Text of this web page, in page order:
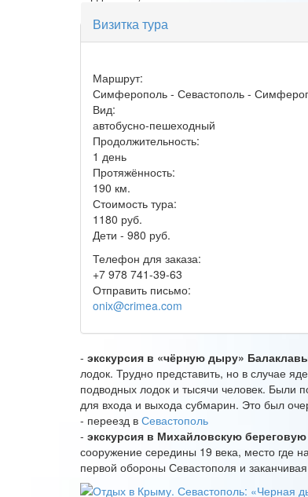
Визитка тура
Маршрут:
Симферополь - Севастополь -
Вид:
автобусно-пешеходный
Продолжительность:
1 день
Протяжённость:
190 км.
Стоимость тура:
1180 руб.
Дети - 980 руб.
Телефон для заказа:
+7 978 741-39-63
Отправить письмо:
onix@crimea.com
- экскурсия в «чёрную дыру»
лодок. Трудно представить, но в случае
подводных лодок и тысячи человек. Были
для входа и выхода субмарин. Это был
- переезд в Севастополь
- экскурсия в Михайловскую
сооружение середины 19 века, место где
первой обороны Севастополя и